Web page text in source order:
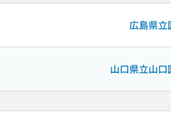
広島県立
山口県立山